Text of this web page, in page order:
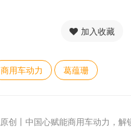
加入收藏
商用车动力 葛蕴珊
原创丨中国心赋能商用车动力，解